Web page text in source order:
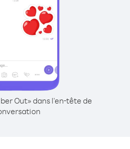
Out» dans l'en-tête de